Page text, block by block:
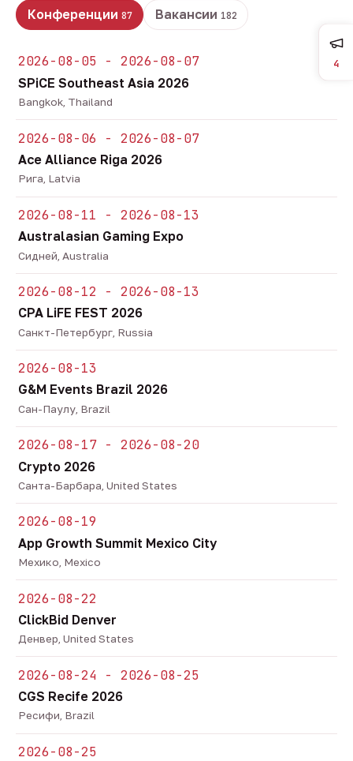
Конференции 87 Вакансии 182
2026-08-05 - 2026-08-07
SPiCE Southeast Asia 2026
Bangkok, Thailand
2026-08-06 - 2026-08-07
Ace Alliance Riga 2026
Рига, Latvia
2026-08-11 - 2026-08-13
Australasian Gaming Expo
Сидней, Australia
2026-08-12 - 2026-08-13
CPA LiFE FEST 2026
Санкт-Петербург, Russia
2026-08-13
G&M Events Brazil 2026
Сан-Паулу, Brazil
2026-08-17 - 2026-08-20
Crypto 2026
Санта-Барбара, United States
2026-08-19
App Growth Summit Mexico City
Мехико, Mexico
2026-08-22
ClickBid Denver
Денвер, United States
2026-08-24 - 2026-08-25
CGS Recife 2026
Ресифи, Brazil
2026-08-25
4